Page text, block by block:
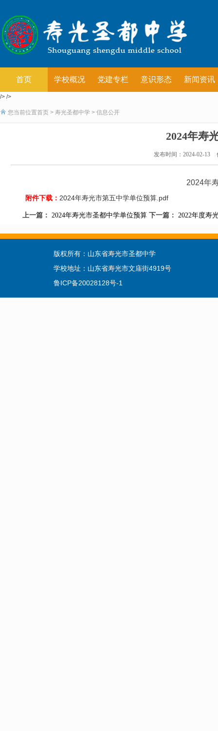
首页 学校概况 党建专栏 意识形态 新闻资讯
/> />
您当前位置首页 > 寿光圣都中学 > 信息公开
2024年寿
发布时间：2024-02-13
2024年
附件下载： 2024年寿光市第五中学单位预算.pdf
上一篇： 2024年寿光市圣都中学单位预算 下一篇： 2022年度寿
版权所有：山东省寿光市圣都中学 联系
学校地址：山东省寿光市文庙街4919号 复
鲁ICP备20028128号-1